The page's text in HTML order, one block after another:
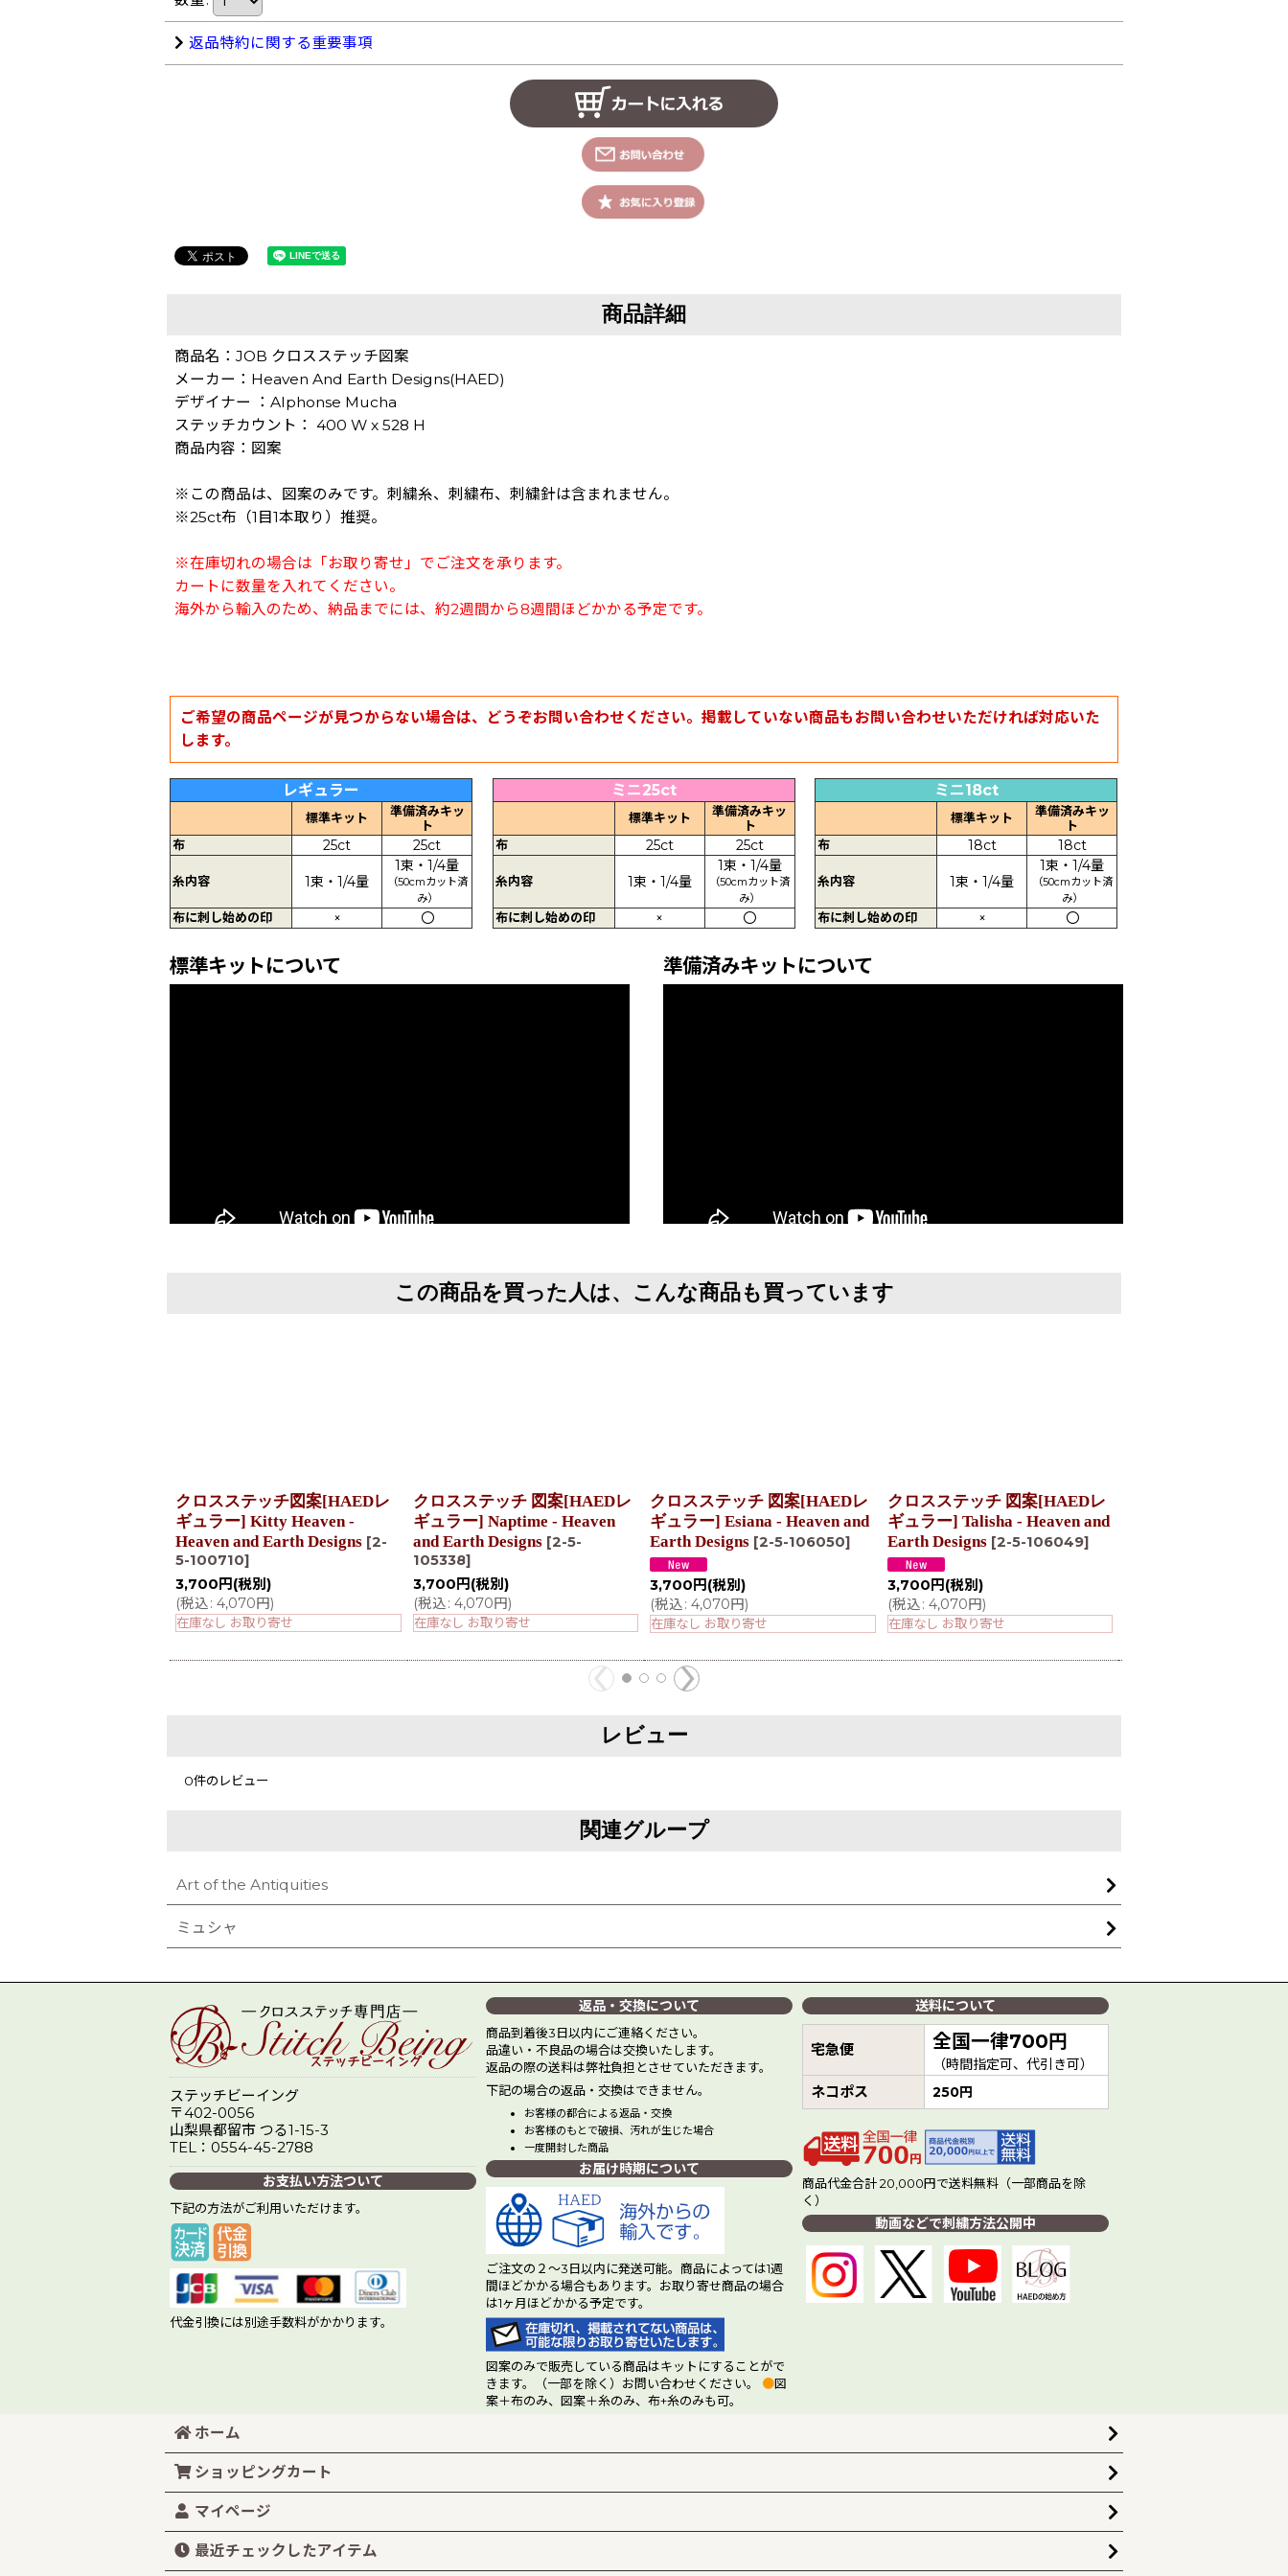
返品特約に関する重要事項
商品詳細
商品名：JOB クロスステッチ図案
メーカー：Heaven And Earth Designs(HAED)
デザイナー ：Alphonse Mucha
ステッチカウント： 400 W x 528 H
商品内容：図案
※この商品は、図案のみです。刺繍糸、刺繍布、刺繍針は含まれません。
※25ct布（1目1本取り）推奨。
※在庫切れの場合は「お取り寄せ」でご注文を承ります。
カートに数量を入れてください。
海外から輸入のため、納品までには、約2週間から8週間ほどかかる予定です。
ご希望の商品ページが見つからない場合は、どうぞお問い合わせください。掲載していない商品もお問い合わせいただければ対応いた
します。
レギュラー
標準キット
準備済みキッ
ト
布
25ct 25ct
糸内容 1束・1/4量
1束・1/4量
（50cmカット済
み）
布に刺し始めの印 × 〇
ミニ25ct
標準キット
準備済みキッ
ト
布
25ct 25ct
糸内容 1束・1/4量
1束・1/4量
（50cmカット済
み）
布に刺し始めの印 × 〇
ミニ18ct
標準キット
準備済みキッ
ト
布
18ct 18ct
糸内容 1束・1/4量
1束・1/4量
（50cmカット済
み）
布に刺し始めの印 × 〇
標準キットについて 準備済みキットについて
この商品を買った人は、こんな商品も買っています
クロスステッチ図案[HAEDレ
ギュラー] Kitty Heaven -
Heaven and Earth Designs [2-
5-100710]
3,700 円 (税別)
(税込: 4,070円)
在庫なし お取り寄せ
クロスステッチ 図案[HAEDレ
ギュラー] Naptime - Heaven
and Earth Designs [2-5-
105338]
3,700 円 (税別)
(税込: 4,070円)
在庫なし お取り寄せ
クロスステッチ 図案[HAEDレ
ギュラー] Esiana - Heaven and
Earth Designs [2-5-106050]
3,700 円 (税別)
(税込: 4,070円)
在庫なし お取り寄せ
クロスステッチ 図案[HAEDレ
ギュラー] Talisha - Heaven and
Earth Designs [2-5-106049]
3,700 円 (税別)
(税込: 4,070円)
在庫なし お取り寄せ
レビュー
0件のレビュー
関連グループ
Art of the Antiquities
ミュシャ
ステッチビーイング
〒402-0056
山梨県都留市 つる1-15-3
TEL：0554-45-2788
お支払い方法ついて
下記の方法がご利用いただけます。
代金引換には別途手数料がかかります。
返品・交換について
商品到着後3日以内にご連絡ください。
品違い・不良品の場合は交換いたします。
返品の際の送料は弊社負担とさせていただきます。
下記の場合の返品・交換はできません。
お客様の都合による返品・交換
お客様のもとで破損、汚れが生じた場合
一度開封した商品
お届け時期について
ご注文の２～3日以内に発送可能。商品によっては1週
間ほどかかる場合もあります。お取り寄せ商品の場合
は1ヶ月ほどかかる予定です。
図案のみで販売している商品はキットにすることがで
きます。（一部を除く）お問い合わせください。 ●図
案＋布のみ、図案＋糸のみ、布+糸のみも可。
送料について
宅急便 全国一律700円
（時間指定可、代引き可）
ネコポス 250円
商品代金合計 20,000円で送料無料（一部商品を除
く）
動画などで刺繍方法公開中
ホーム
ショッピングカート
マイページ
最近チェックしたアイテム